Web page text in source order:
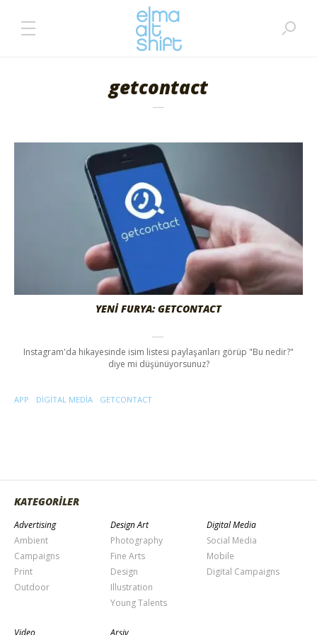
getcontact
YENI FURYA: GETCONTACT
Instagram'da hikayesinde isim listesi paylaşanları görüp "Bu nedir?"
diye mi düşünüyorsunuz?
APP DIGITAL MEDIA GETCONTACT
KATEGORİLER
Advertising
Ambient
Campaigns
Print
Outdoor
Design Art
Photography
Fine Arts
Design
Illustration
Young Talents
Digital Media
Social Media
Mobile
Digital Campaigns
Video Arşiv